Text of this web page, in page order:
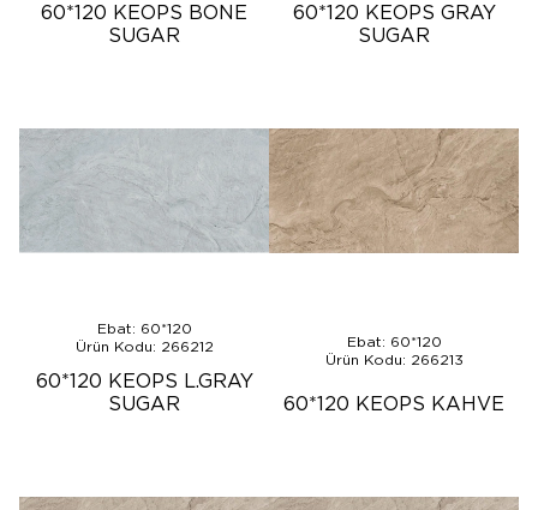
60*120 KEOPS BONE
SUGAR
60*120 KEOPS GRAY
SUGAR
Ebat: 60*120
Ürün Kodu: 266212
60*120 KEOPS L.GRAY
SUGAR
Ebat: 60*120
Ürün Kodu: 266213
60*120 KEOPS KAHVE